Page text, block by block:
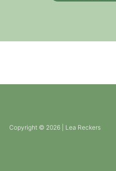
Copyright © 2026 | Lea Reckers